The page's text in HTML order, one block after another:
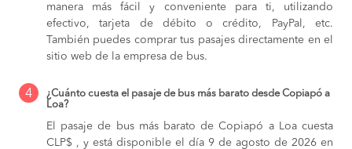
manera más fácil y conveniente para ti, utilizando
efectivo, tarjeta de débito o crédito, PayPal, etc.
También puedes comprar tus pasajes directamente en el
sitio web de la empresa de bus.
4
¿Cuánto cuesta el pasaje de bus más barato desde Copiapó a
Loa?
El pasaje de bus más barato de Copiapó a Loa cuesta
CLP$ , y está disponible el día 9 de agosto de 2026 en